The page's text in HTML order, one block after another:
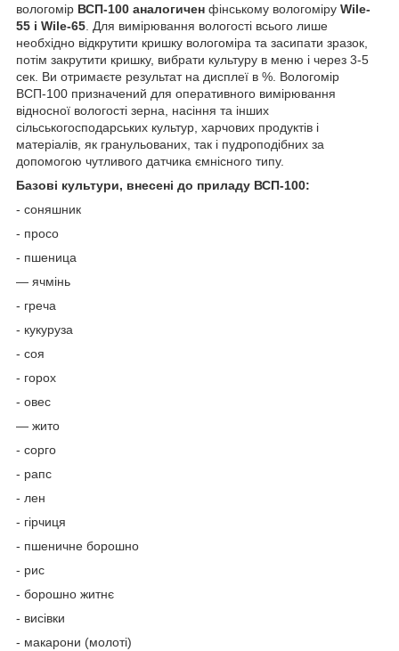
вологомір ВСП-100 аналогичен фінському вологоміру Wile-
55 і Wile-65 . Для вимірювання вологості всього лише
необхідно відкрутити кришку вологоміра та засипати зразок,
потім закрутити кришку, вибрати культуру в меню і через 3-5
сек. Ви отримаєте результат на дисплеї в %. Вологомір
ВСП-100 призначений для оперативного вимірювання
відносної вологості зерна, насіння та інших
сільськогосподарських культур, харчових продуктів і
матеріалів, як гранульованих, так і пудроподібних за
допомогою чутливого датчика ємнісного типу.
Базові культури, внесені до приладу ВСП-100:
- соняшник
- просо
- пшеница
— ячмінь
- греча
- кукуруза
- соя
- горох
- овес
— жито
- сорго
- рапс
- лен
- гірчиця
- пшеничне борошно
- рис
- борошно житнє
- висівки
- макарони (молоті)